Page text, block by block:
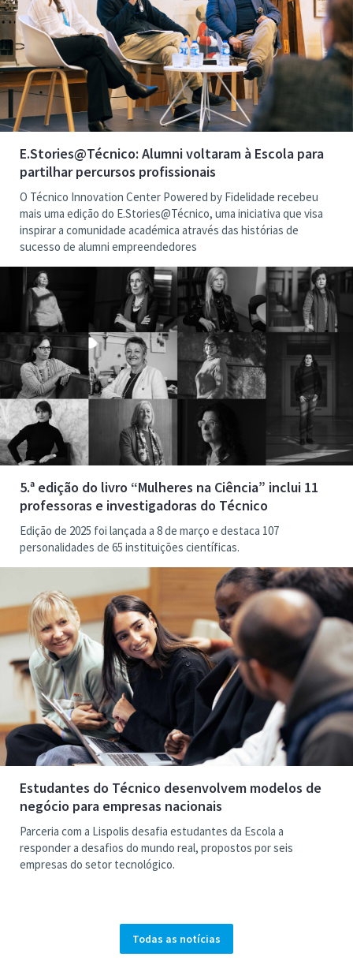
E.Stories@Técnico: Alumni voltaram à Escola para
partilhar percursos profissionais
O Técnico Innovation Center Powered by Fidelidade recebeu
mais uma edição do E.Stories@Técnico, uma iniciativa que visa
inspirar a comunidade académica através das histórias de
sucesso de alumni empreendedores
5.ª edição do livro “Mulheres na Ciência” inclui 11
professoras e investigadoras do Técnico
Edição de 2025 foi lançada a 8 de março e destaca 107
personalidades de 65 instituições científicas.
Estudantes do Técnico desenvolvem modelos de
negócio para empresas nacionais
Parceria com a Lispolis desafia estudantes da Escola a
responder a desafios do mundo real, propostos por seis
empresas do setor tecnológico.
Todas as notícias